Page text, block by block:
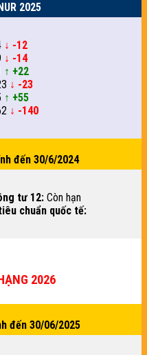
2025
↓ -12
↓ -14
↑ +22
↓ -23
↑ +55
↓ -140
đến 30/6/2024
tư 12: Còn hạn
chuẩn quốc tế:
2026
đến 30/06/2025